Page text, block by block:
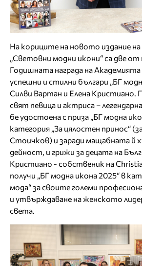
На кориците на новото издание
„Световни модни икони“ са две
Годишната награда на Академията
успешни и стилни българи „БГ
Силви Вартан и Елена Кристиано.
свят певица и актриса –
бе удостоена с приза „БГ модна
категория „За цялостен принос“
Стоичков) и заради мащабната й
дейност, и грижи за децата на
Кристиано - собственик на
получи „БГ модна икона 2025“ в
мода“ за своите големи
и утвърждаване на женското
света.